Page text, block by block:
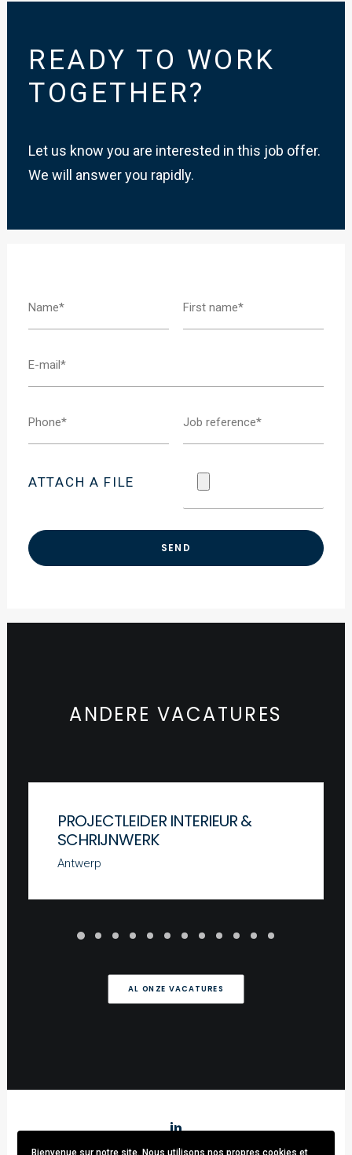
READY TO WORK
TOGETHER?
Let us know you are interested in this job offer.
We will answer you rapidly.
ATTACH A FILE
ANDERE VACATURES
PROJECTLEIDER INTERIEUR &
SCHRIJNWERK
Antwerp
AL ONZE VACATURES
Bienvenue sur notre site. Nous utilisons nos propres cookies et